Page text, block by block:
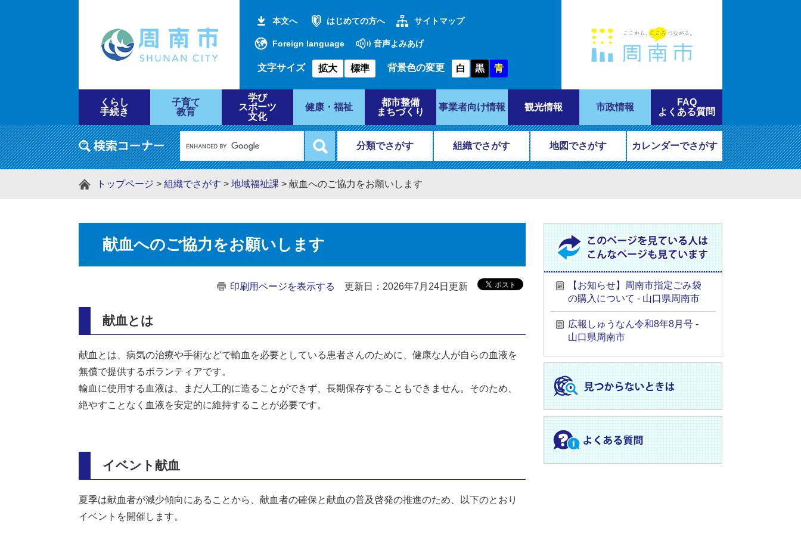
本文へ はじめての方へ サイトマップ
Foreign language 音声よみあげ
文字サイズ 拡大 標準 背景色の変更 白 黒 青
くらし
手続き
子育て
教育
学び
スポーツ
文化
健康・福祉
都市整備
まちづくり
事業者向け情報 観光情報 市政情報
FAQ
よくある質問
分類でさがす 組織でさがす 地図でさがす カレンダーでさがす
トップページ > 組織でさがす > 地域福祉課 > 献血へのご協力をお願いします
献血へのご協力をお願いします
印刷用ページを表示する 更新日：2026年7月24日更新
献血とは
献血とは、病気の治療や手術などで輸血を必要としている患者さんのために、健康な人が自らの血液を
無償で提供するボランティアです。
輸血に使用する血液は、まだ人工的に造ることができず、長期保存することもできません。そのため、
絶やすことなく血液を安定的に維持することが必要です。
イベント献血
夏季は献血者が減少傾向にあることから、献血者の確保と献血の普及啓発の推進のため、以下のとおり
イベントを開催します。
【お知らせ】周南市指定ごみ袋
の購入について - 山口県周南市
広報しゅうなん令和8年8月号 -
山口県周南市